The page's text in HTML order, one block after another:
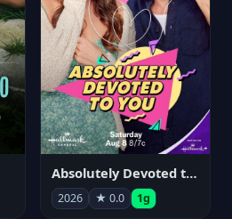
Absolutely Devoted to You
2026 ★ 0.0 1g